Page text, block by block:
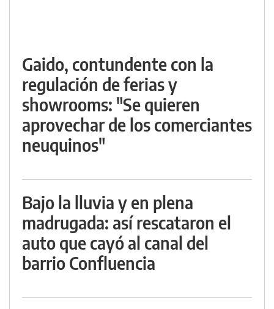
Gaido, contundente con la
regulación de ferias y
showrooms: "Se quieren
aprovechar de los comerciantes
neuquinos"
Bajo la lluvia y en plena
madrugada: así rescataron el
auto que cayó al canal del
barrio Confluencia